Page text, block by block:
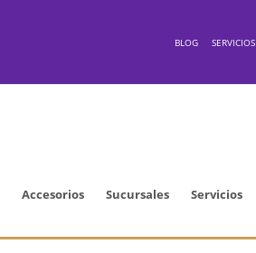
BLOG SERVICIOS
Accesorios Sucursales Servicios